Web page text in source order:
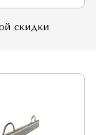
скидки